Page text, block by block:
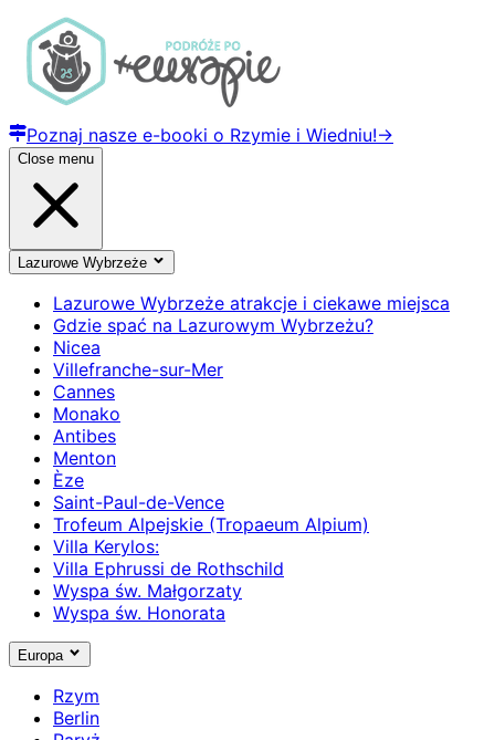
Poznaj nasze e-booki o Rzymie i Wiedniu!→
Close menu
Lazurowe Wybrzeże
Lazurowe Wybrzeże atrakcje i ciekawe miejsca
Gdzie spać na Lazurowym Wybrzeżu?
Nicea
Villefranche-sur-Mer
Cannes
Monako
Antibes
Menton
Èze
Saint-Paul-de-Vence
Trofeum Alpejskie (Tropaeum Alpium)
Villa Kerylos:
Villa Ephrussi de Rothschild
Wyspa św. Małgorzaty
Wyspa św. Honorata
Europa
Rzym
Berlin